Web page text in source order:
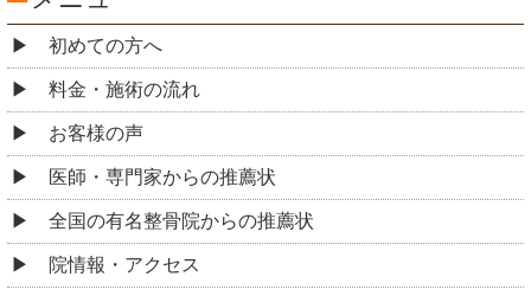
初めての方へ
料金・施術の流れ
お客様の声
医師・専門家からの推薦状
全国の有名整骨院からの推薦状
院情報・アクセス